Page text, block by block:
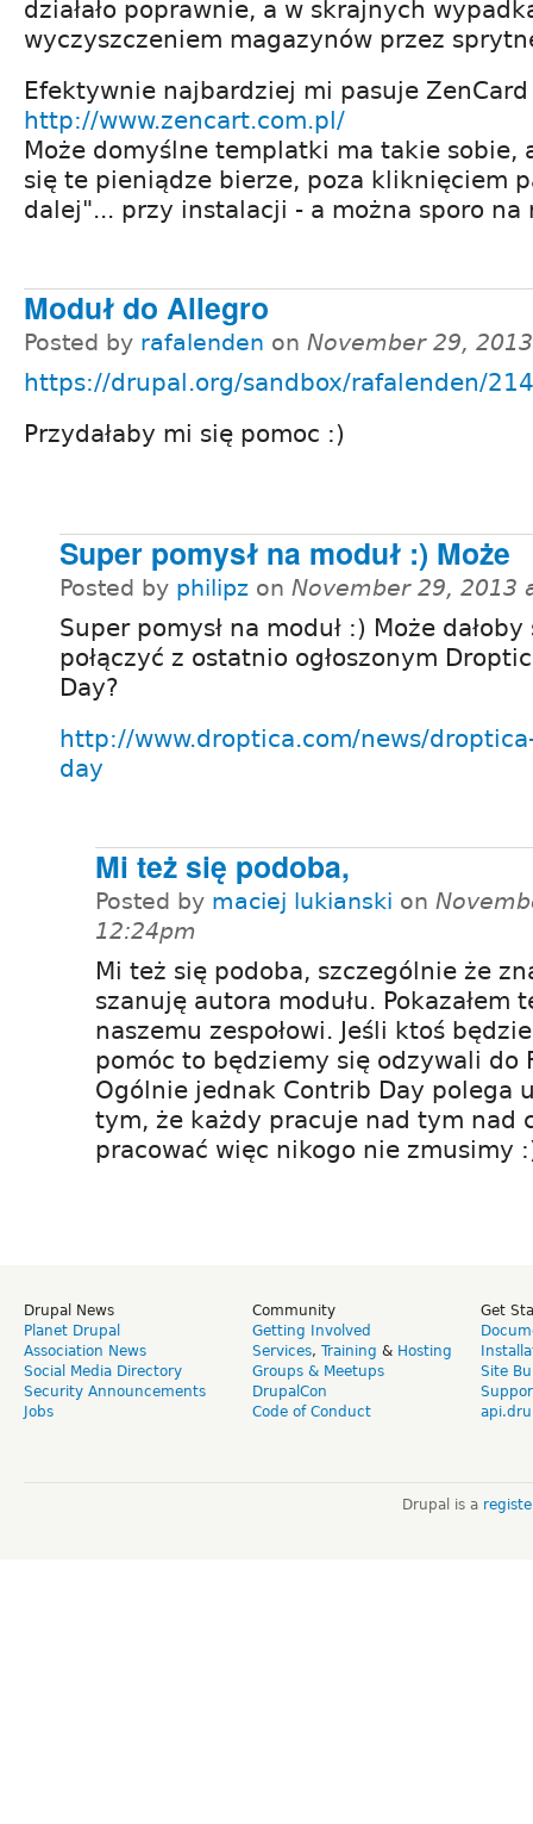
działało poprawnie, a w skrajnych
wyczyszczeniem magazynów przez
Efektywnie najbardziej mi pasuje
http://www.zencart.com.pl/
Może domyślne templatki ma takie sobie,
się te pieniądze bierze, poza kliknięciem
dalej"... przy instalacji - a można sporo na
Moduł do Allegro
Posted by rafalenden on November 29,
https://drupal.org/sandbox/rafalenden/
Przydałaby mi się pomoc :)
Super pomysł na moduł :) Może
Posted by philipz on November 29, 2013
Super pomysł na moduł :) Może
połączyć z ostatnio ogłoszonym
Day?
http://www.droptica.com/news/
day
Mi też się podoba,
Posted by maciej lukianski on
12:24pm
Mi też się podoba, szczególnie że
szanuję autora modułu. Pokazałem
naszemu zespołowi. Jeśli ktoś
pomóc to będziemy się odzywali do
Ogólnie jednak Contrib Day polega
tym, że każdy pracuje nad tym nad
pracować więc nikogo nie zmusimy
Drupal News
Planet Drupal
Association News
Social Media Directory
Security Announcements
Jobs
Community
Getting Involved
Services, Training & Hosting
Groups & Meetups
DrupalCon
Code of Conduct
Get
Site
Drupal is a